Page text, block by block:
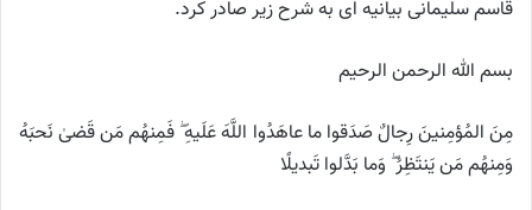
قاسم سلیمانی بیانیه ای به شرح زیر صادر کرد.
بسم الله الرحمن الرحیم
مِنَ المُؤمِنینَ رِجالٌ صَدَقوا ما عاهَدُوا اللَّهَ عَلَیهِ ۖ فَمِنهُم مَن قَضىٰ نَحبَهُ
وَمِنهُم مَن یَنتَظِرُ ۖ وَما بَدَّلوا تَبدیلًا